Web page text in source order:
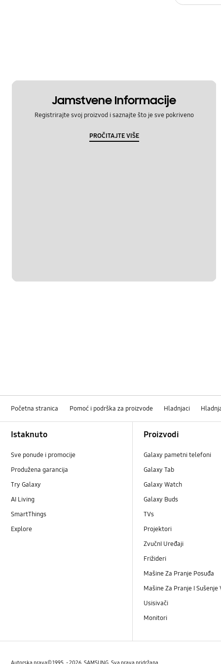
Jamstvene Informacije
Registrirajte svoj proizvod i saznajte što je sve pokriveno
PROČITAJTE VIŠE
Početna stranica Pomoć i podrška za proizvode Hladnjaci
Istaknuto
Sve ponude i promocije
Produžena garancija
Try Galaxy
AI Living
SmartThings
Explore
Proizvodi
Galaxy pametni telefoni
Galaxy Tab
Galaxy Watch
Galaxy Buds
TVs
Projektori
ZvučnI Uređaji
Frižideri
Mašine Za Pranje Posuđa
Mašine Za Pranje I Sušenje
Usisivači
Monitori
Autorska prava© 1995. - 2026. SAMSUNG. Sva prava pridržana.